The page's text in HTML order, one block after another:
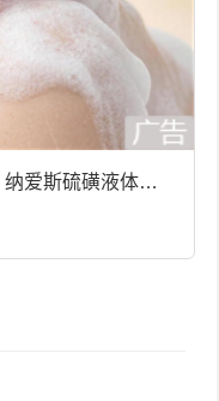
爱斯硫磺液体香